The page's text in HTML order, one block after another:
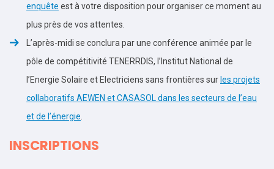
enquête est à votre disposition pour organiser ce moment au
plus près de vos attentes.
L’après-midi se conclura par une conférence animée par le
pôle de compétitivité TENERRDIS, l’Institut National de
l’Energie Solaire et Electriciens sans frontières sur les projets
collaboratifs AEWEN et CASASOL dans les secteurs de l’eau
et de l’énergie
INSCRIPTIONS